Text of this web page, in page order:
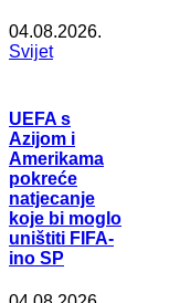
04.08.2026.
Svijet
UEFA s
Azijom i
Amerikama
pokreće
natjecanje
koje bi moglo
uništiti FIFA-
ino SP